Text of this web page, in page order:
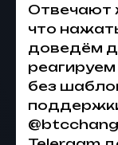
Отвечают
что
доведём
без